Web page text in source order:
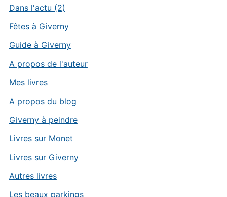
Dans l'actu (2)
Fêtes à Giverny
Guide à Giverny
A propos de l'auteur
Mes livres
A propos du blog
Giverny à peindre
Livres sur Monet
Livres sur Giverny
Autres livres
Les beaux parkings